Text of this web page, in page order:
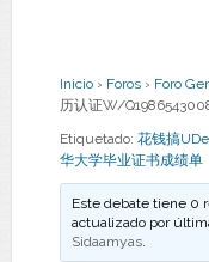
Inicio › Foros › Foro
历认证W/
Etiquetado: 花钱搞
华大学毕业证书成绩单
Este debate tiene 0
actualizado por
Sidaamyas.